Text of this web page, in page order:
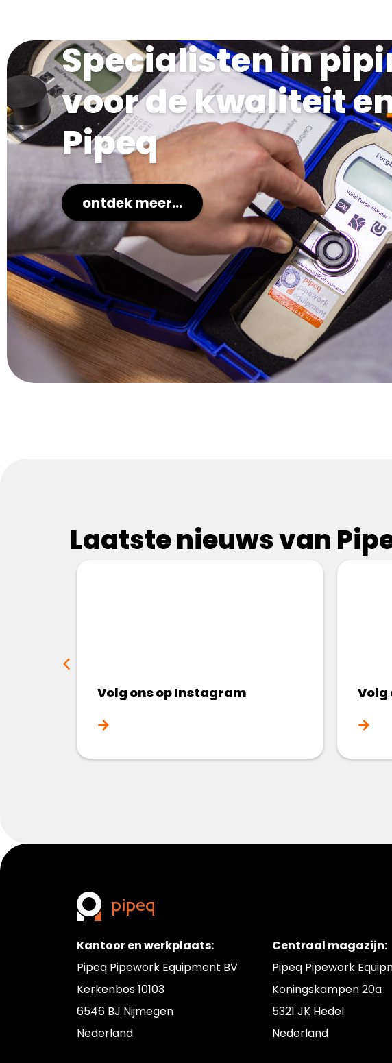
Specialisten in
voor de kwaliteit
Pipeq
ontdek meer...
Laatste nieuws van
Volg ons op Instagram Volg
Kantoor en werkplaats:
Pipeq Pipework Equipment BV
Kerkenbos 10103
6546 BJ Nijmegen
Nederland
Centraal magazijn:
Pipeq Pipework
Koningskampen 20a
5321 JK Hedel
Nederland